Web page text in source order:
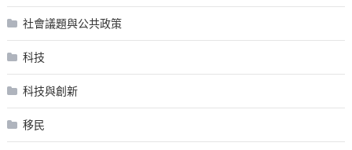
社會議題與公共政策
科技
科技與創新
移民